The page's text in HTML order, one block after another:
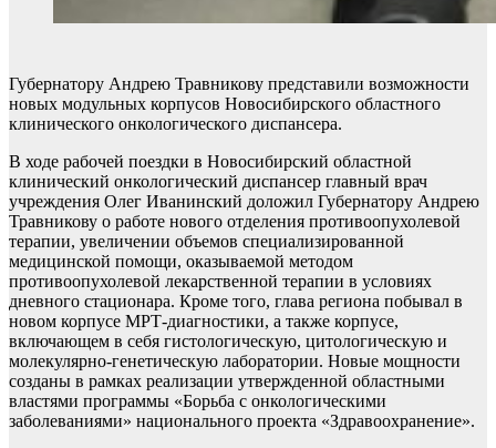
Губернатору Андрею Травникову представили возможности
новых модульных корпусов Новосибирского областного
клинического онкологического диспансера.
В ходе рабочей поездки в Новосибирский областной
клинический онкологический диспансер главный врач
учреждения Олег Иванинский доложил Губернатору Андрею
Травникову о работе нового отделения противоопухолевой
терапии, увеличении объемов специализированной
медицинской помощи, оказываемой методом
противоопухолевой лекарственной терапии в условиях
дневного стационара. Кроме того, глава региона побывал в
новом корпусе МРТ-диагностики, а также корпусе,
включающем в себя гистологическую, цитологическую и
молекулярно-генетическую лаборатории. Новые мощности
созданы в рамках реализации утвержденной областными
властями программы «Борьба с онкологическими
заболеваниями» национального проекта «Здравоохранение».